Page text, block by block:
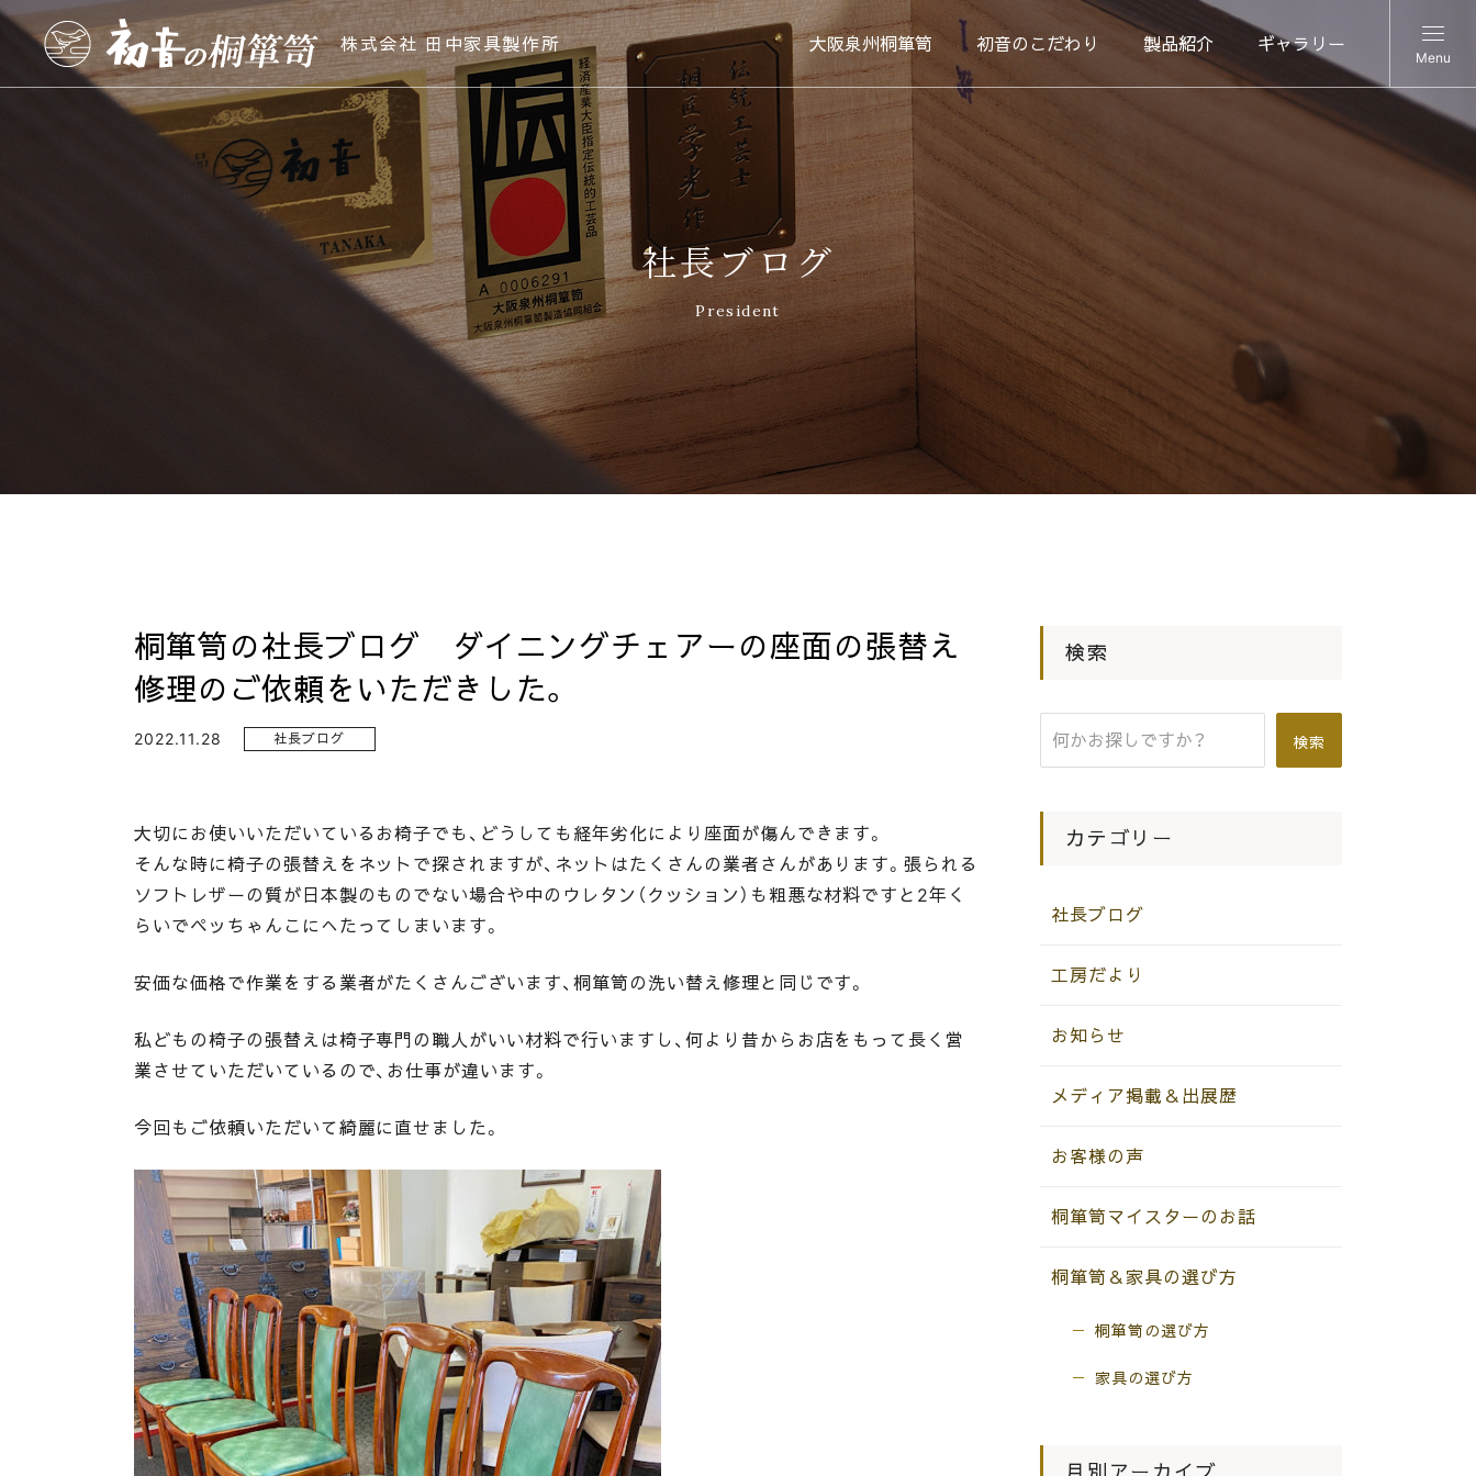
株式会社 田中家具製作所 大阪泉州桐箪笥 初音のこだわり 製品紹介 ギャラリー
Menu
社長ブログ
President
桐箪笥の社長ブログ ダイニングチェアーの座面の張替え
修理のご依頼をいただきした。
2022.11.28 社長ブログ
大切にお使いいただいているお椅子でも、どうしても経年劣化により座面が傷んできます。
そんな時に椅子の張替えをネットで探されますが、ネットはたくさんの業者さんがあります。張られる
ソフトレザーの質が日本製のものでない場合や中のウレタン（クッション）も粗悪な材料ですと2年く
らいでペッちゃんこにへたってしまいます。
安価な価格で作業をする業者がたくさんございます、桐箪笥の洗い替え修理と同じです。
私どもの椅子の張替えは椅子専門の職人がいい材料で行いますし、何より昔からお店をもって長く営
業させていただいているので、お仕事が違います。
今回もご依頼いただいて綺麗に直せました。
検索
検索
カテゴリー
社長ブログ
工房だより
お知らせ
メディア掲載＆出展歴
お客様の声
桐箪笥マイスターのお話
桐箪笥＆家具の選び方
桐箪笥の選び方
家具の選び方